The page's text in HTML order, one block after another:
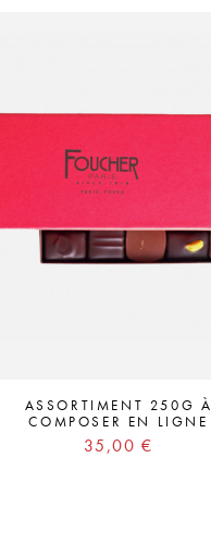
ASSORTIMENT 250G À
COMPOSER EN LIGNE
Prix
35,00 €